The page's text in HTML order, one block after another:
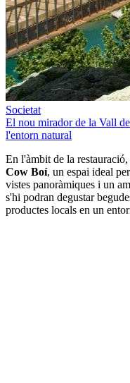
Societat
El nou mirador de la Vall
l'entorn natural
En l'àmbit de la
Cow Boí, un espai ideal
vistes panoràmiques i un
s'hi podran degustar
productes locals en un